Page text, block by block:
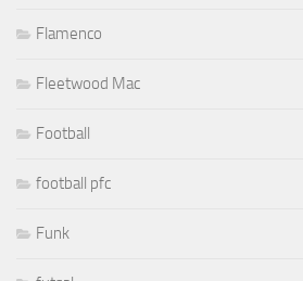
Flamenco
Fleetwood Mac
Football
football pfc
Funk